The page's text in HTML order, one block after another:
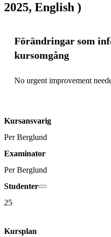
2025, English )
Förändringar som
kursomgång
No urgent improvement
Kursansvarig
Per Berglund
Examinator
Per Berglund
Studenter
25
Kursplan